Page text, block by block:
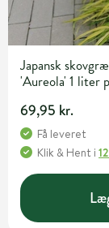
Japansk
'Aureola' 1 liter
69,95 kr.
Få leveret
Klik & Hent i